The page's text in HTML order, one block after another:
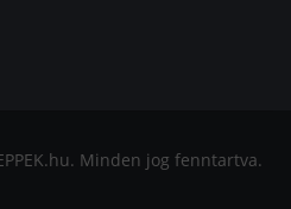
Minden jog fenntartva.